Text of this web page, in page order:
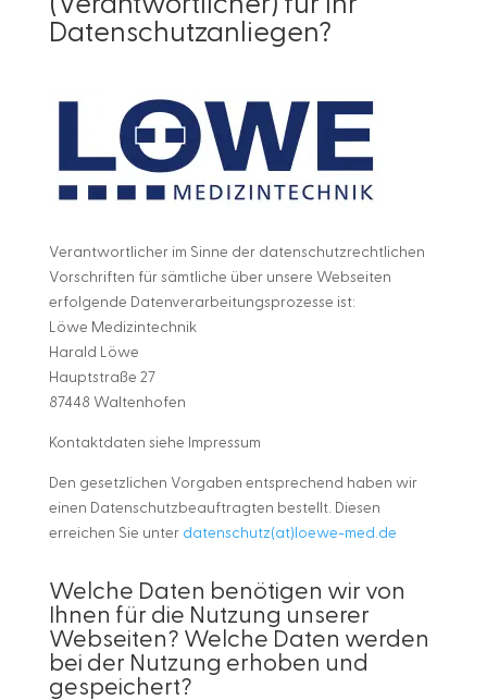
Datenschutzanliegen?
Verantwortlicher im Sinne der datenschutzrechtlichen
Vorschriften für sämtliche über unsere Webseiten
erfolgende Datenverarbeitungsprozesse ist:
Löwe Medizintechnik
Harald Löwe
Hauptstraße 27
87448 Waltenhofen
Kontaktdaten siehe Impressum
Den gesetzlichen Vorgaben entsprechend haben wir
einen Datenschutzbeauftragten bestellt. Diesen
erreichen Sie unter datenschutz(at)loewe-med.de
Welche Daten benötigen wir von
Ihnen für die Nutzung unserer
Webseiten? Welche Daten werden
bei der Nutzung erhoben und
gespeichert?